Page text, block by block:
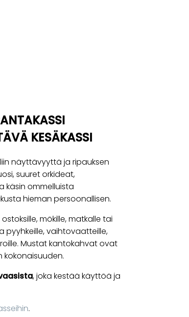
KESÄKASSI
näyttävyyttä ja ripauksen
suuret orkideat,
käsin ommelluista
hieman persoonallisen.
mökille, matkalle tai
pyyhkeille, vaihtovaatteille,
Mustat kantokahvat ovat
, joka kestää käyttöä ja
.